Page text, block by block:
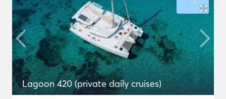
Lagoon 420 (private daily cruises)